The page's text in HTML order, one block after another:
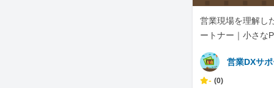
営業現場を理解し
ートナー｜小さな
営業DXサ
- (0)